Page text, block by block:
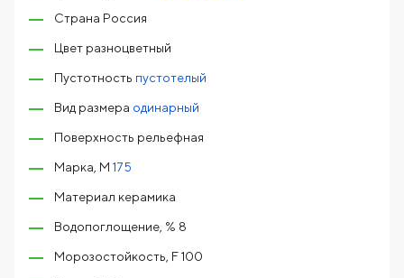
Страна Россия
Цвет разноцветный
Пустотность пустотелый
Вид размера одинарный
Поверхность рельефная
Марка, М 175
Материал керамика
Водопоглощение, % 8
Морозостойкость, F 100